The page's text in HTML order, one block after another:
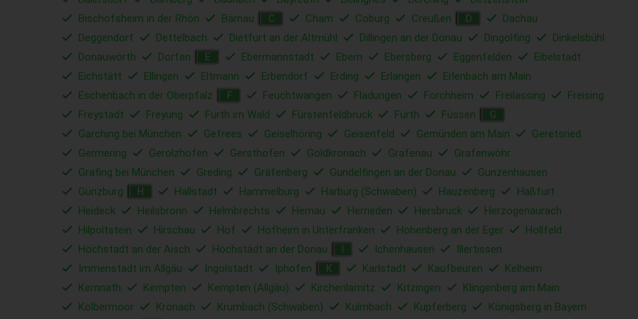
Bischofsheim in der Rhön
Bärnau C Cham Coburg Creußen D
Dachau
Deggendorf
Dettelbach Dietfurt an der Altmühl Dillingen an der Donau Dingolfing
Dinkelsbühl
Donauwörth
Dorfen E Ebermannstadt Ebern Ebersberg Eggenfelden
Eibelstadt
Eichstätt
Ellingen Eltmann Erbendorf Erding Erlangen
Erlenbach am Main
Eschenbach in der Oberpfalz
F Feuchtwangen Fladungen Forchheim Freilassing
Freising
Freystadt
Freyung Furth im Wald Fürstenfeldbruck Fürth Füssen G
Garching bei München Gefrees Geiselhöring Geisenfeld Gemünden am Main
Geretsried
Germering
Gerolzhofen Gersthofen Goldkronach Grafenau
Grafenwöhr
Grafing bei München
Greding Gräfenberg Gundelfingen an der Donau
Gunzenhausen
Günzburg
H Hallstadt Hammelburg Harburg (Schwaben) Hauzenberg
Haßfurt
Heideck
Heilsbronn Helmbrechts Hemau Herrieden Hersbruck
Herzogenaurach
Hilpoltstein
Hirschau Hof Hofheim in Unterfranken Hohenberg an der Eger
Hollfeld
Höchstadt an der Aisch
Höchstädt an der Donau Ichenhausen
Illertissen
Immenstadt im Allgäu
Ingolstadt Iphofen K Karlstadt Kaufbeuren
Kelheim
Kemnath
Kempten Kempten (Allgäu) Kirchenlamitz Kitzingen
Klingenberg am Main
Kolbermoor
Kronach Krumbach (Schwaben) Kulmbach Kupferberg
Königsberg in Bayern